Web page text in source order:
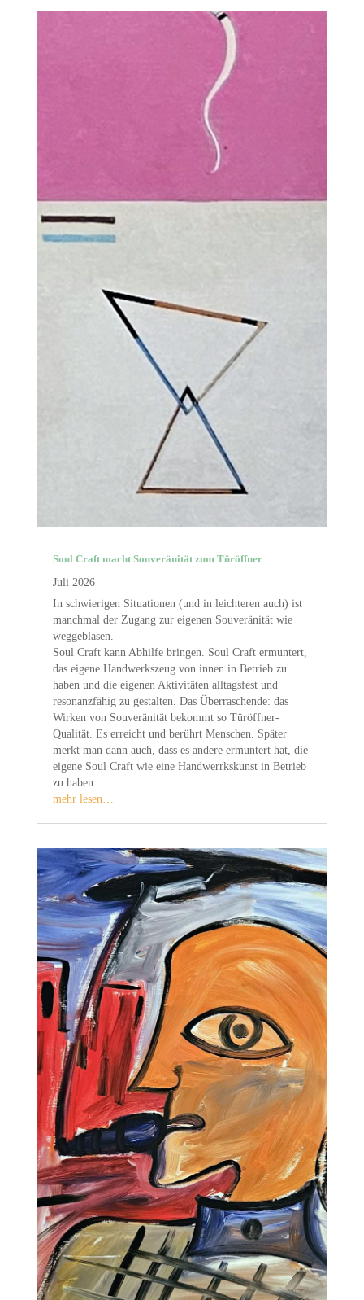
Soul Craft macht Souveränität zum Türöffner
Juli 2026
In schwierigen Situationen (und in leichteren auch) ist
manchmal der Zugang zur eigenen Souveränität wie
weggeblasen.
Soul Craft kann Abhilfe bringen. Soul Craft ermuntert,
das eigene Handwerkszeug von innen in Betrieb zu
haben und die eigenen Aktivitäten alltagsfest und
resonanzfähig zu gestalten. Das Überraschende: das
Wirken von Souveränität bekommt so Türöffner-
Qualität. Es erreicht und berührt Menschen. Später
merkt man dann auch, dass es andere ermuntert hat, die
eigene Soul Craft wie eine Handwerrkskunst in Betrieb
zu haben.
mehr lesen…